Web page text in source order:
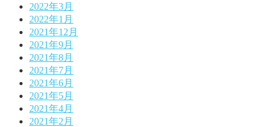
2022年3月
2022年1月
2021年12月
2021年9月
2021年8月
2021年7月
2021年6月
2021年5月
2021年4月
2021年2月